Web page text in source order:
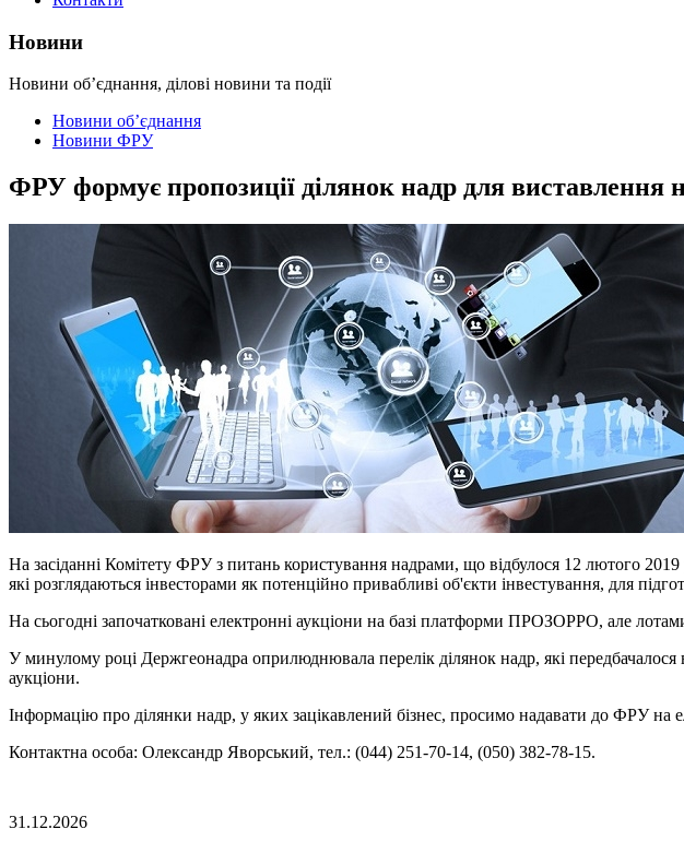
Новини
Новини об’єднання, ділові новини та події
Новини об’єднання
Новини ФРУ
ФРУ формує пропозиції ділянок надр для виставлення
На засіданні Комітету ФРУ з питань користування надрами, що відбулося 12 лютого
які розглядаються інвесторами як потенційно привабливі об'єкти інвестування, для
На сьогодні започатковані електронні аукціони на базі платформи ПРОЗОРРО, але
У минулому році Держгеонадра оприлюднювала перелік ділянок надр, які
аукціони.
Інформацію про ділянки надр, у яких зацікавлений бізнес, просимо надавати до ФРУ на
Контактна особа: Олександр Яворський, тел.: (044) 251-70-14, (050) 382-78-15.
31.12.2026